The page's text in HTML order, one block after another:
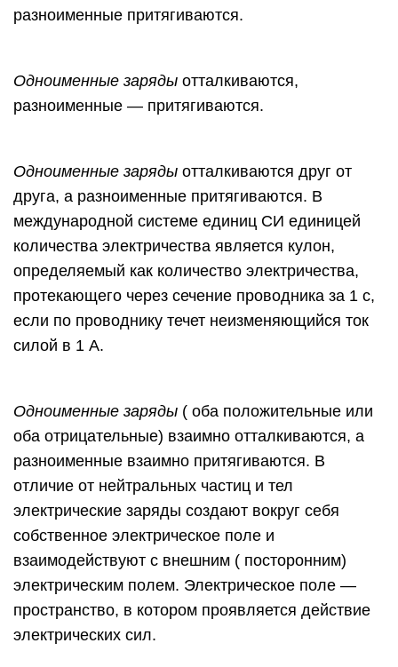
разноименные притягиваются.
Одноименные заряды отталкиваются,
разноименные — притягиваются.
Одноименные заряды отталкиваются друг от
друга, а разноименные притягиваются. В
международной системе единиц СИ единицей
количества электричества является кулон,
определяемый как количество электричества,
протекающего через сечение проводника за 1 с,
если по проводнику течет неизменяющийся ток
силой в 1 А.
Одноименные заряды ( оба положительные или
оба отрицательные) взаимно отталкиваются, а
разноименные взаимно притягиваются. В
отличие от нейтральных частиц и тел
электрические заряды создают вокруг себя
собственное электрическое поле и
взаимодействуют с внешним ( посторонним)
электрическим полем. Электрическое поле —
пространство, в котором проявляется действие
электрических сил.